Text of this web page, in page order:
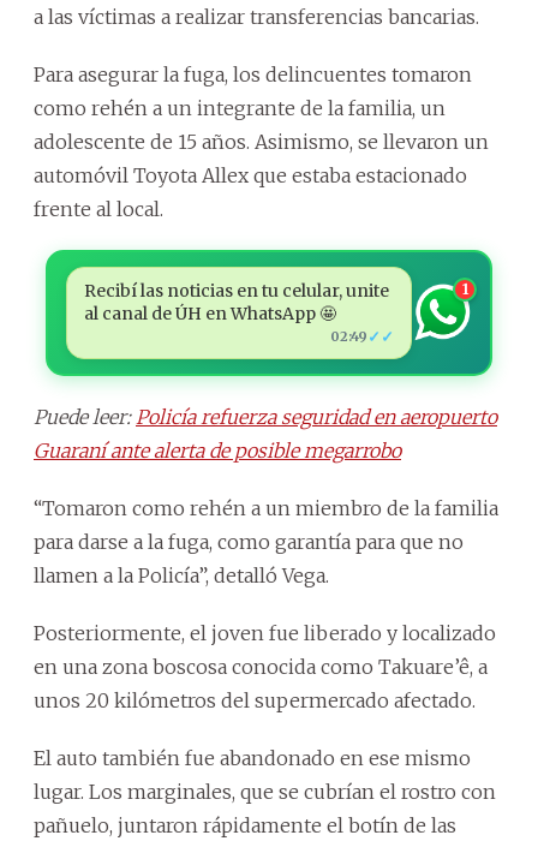
a las víctimas a realizar transferencias bancarias.
Para asegurar la fuga, los delincuentes tomaron
como rehén a un integrante de la familia, un
adolescente de 15 años. Asimismo, se llevaron un
automóvil Toyota Allex que estaba estacionado
frente al local.
Recibí las noticias en tu celular, unite
al canal de ÚH en WhatsApp 🤩
02:49 ✓✓
1
Puede leer: Policía refuerza seguridad en aeropuerto
Guaraní ante alerta de posible megarrobo
“Tomaron como rehén a un miembro de la familia
para darse a la fuga, como garantía para que no
llamen a la Policía”, detalló Vega.
Posteriormente, el joven fue liberado y localizado
en una zona boscosa conocida como Takuare’ê, a
unos 20 kilómetros del supermercado afectado.
El auto también fue abandonado en ese mismo
lugar. Los marginales, que se cubrían el rostro con
pañuelo, juntaron rápidamente el botín de las